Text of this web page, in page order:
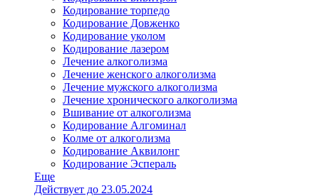
Кодирование торпедо
Кодирование Довженко
Кодирование уколом
Кодирование лазером
Лечение алкоголизма
Лечение женского алкоголизма
Лечение мужского алкоголизма
Лечение хронического алкоголизма
Вшивание от алкоголизма
Кодирование Алгоминал
Колме от алкоголизма
Кодирование Аквилонг
Кодирование Эспераль
Еще
Действует до 23.05.2024